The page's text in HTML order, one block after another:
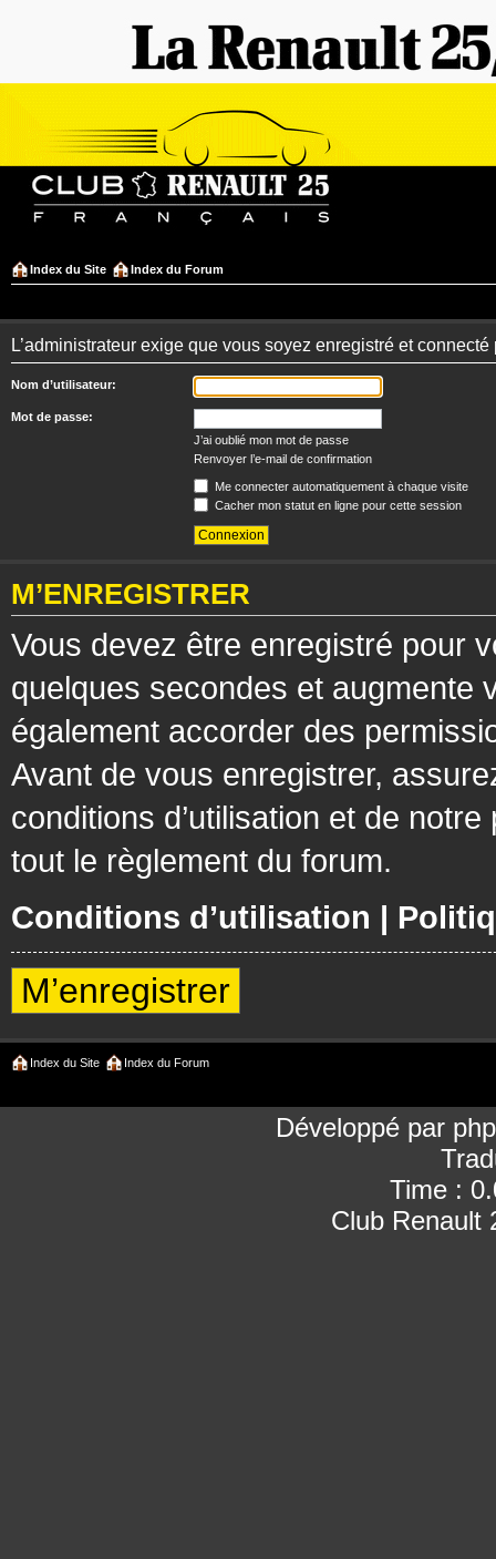
Index du Site Index du Forum
L’administrateur exige que vous soyez enregistré et
Nom d’utilisateur:
Mot de passe:
J’ai oublié mon mot de passe
Renvoyer l’e-mail de confirmation
Me connecter automatiquement à chaque visite
Cacher mon statut en ligne pour cette session
M’ENREGISTRER
Vous devez être enregistré pour
quelques secondes et augmente
également accorder des
Avant de vous enregistrer,
conditions d’utilisation et de
tout le règlement du forum.
Conditions d’utilisation |
M’enregistrer
Index du Site Index du Forum
Développé par
Time :
Club Renault